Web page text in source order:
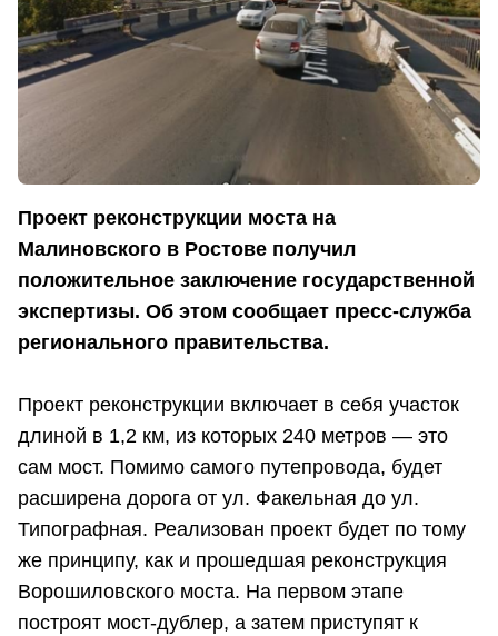
Проект реконструкции моста на
Малиновского в Ростове получил
положительное заключение государственной
экспертизы. Об этом сообщает пресс-служба
регионального правительства.
Проект реконструкции включает в себя участок
длиной в 1,2 км, из которых 240 метров — это
сам мост. Помимо самого путепровода, будет
расширена дорога от ул. Факельная до ул.
Типографная. Реализован проект будет по тому
же принципу, как и прошедшая реконструкция
Ворошиловского моста. На первом этапе
построят мост-дублер, а затем приступят к